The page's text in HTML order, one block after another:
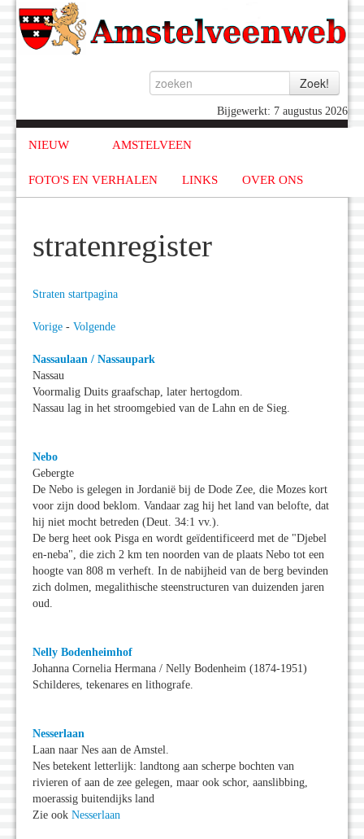
Bijgewerkt: 7 augustus 2026
NIEUW AMSTELVEEN
FOTO'S EN VERHALEN LINKS OVER ONS
stratenregister
Straten startpagina
Vorige - Volgende
Nassaulaan / Nassaupark
Nassau
Voormalig Duits graafschap, later hertogdom.
Nassau lag in het stroomgebied van de Lahn en de Sieg.
Nebo
Gebergte
De Nebo is gelegen in Jordanië bij de Dode Zee, die Mozes kort
voor zijn dood beklom. Vandaar zag hij het land van belofte, dat
hij niet mocht betreden (Deut. 34:1 vv.).
De berg heet ook Pisga en wordt geïdentificeerd met de "Djebel
en-neba", die zich 2 km ten noorden van de plaats Nebo tot een
hoogte van 808 m verheft. In de nabijheid van de berg bevinden
zich dolmen, megalithische steenstructuren van duizenden jaren
oud.
Nelly Bodenheimhof
Johanna Cornelia Hermana / Nelly Bodenheim (1874-1951)
Schilderes, tekenares en lithografe.
Nesserlaan
Laan naar Nes aan de Amstel.
Nes betekent letterlijk: landtong aan scherpe bochten van
rivieren of aan de zee gelegen, maar ook schor, aanslibbing,
moerassig buitendijks land
Zie ook Nesserlaan